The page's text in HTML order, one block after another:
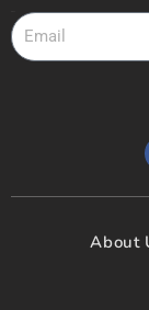
About